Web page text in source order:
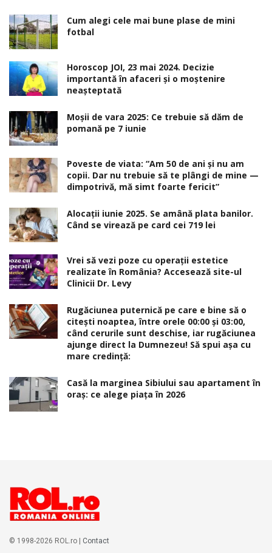
Cum alegi cele mai bune plase de mini
fotbal
Horoscop JOI, 23 mai 2024. Decizie
importantă în afaceri şi o moştenire
neaşteptată
Moșii de vara 2025: Ce trebuie să dăm de
pomană pe 7 iunie
Poveste de viata: “Am 50 de ani și nu am
copii. Dar nu trebuie să te plângi de mine —
dimpotrivă, mă simt foarte fericit”
Alocaţii iunie 2025. Se amână plata banilor.
Când se virează pe card cei 719 lei
Vrei să vezi poze cu operații estetice
realizate în România? Accesează site-ul
Clinicii Dr. Levy
Rugăciunea puternică pe care e bine să o
citești noaptea, între orele 00:00 și 03:00,
când cerurile sunt deschise, iar rugăciunea
ajunge direct la Dumnezeu! Să spui așa cu
mare credință:
Casă la marginea Sibiului sau apartament în
oraș: ce alege piața în 2026
© 1998-2026 ROL.ro | Contact